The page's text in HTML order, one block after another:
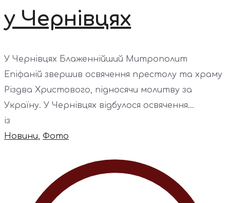
у Чернівцях
У Чернівцях Блаженнійший Митрополит
Епіфаній звершив освячення престолу та храму
Різдва Христового, підносячи молитву за
Україну. У Чернівцях відбулося освячення...
із
Новини, Фото